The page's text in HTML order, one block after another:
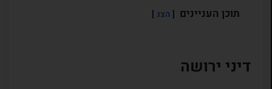
תוכן העניינים הצג
דיני ירושה